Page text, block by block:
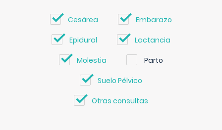
Cesárea Embarazo
Epidural Lactancia
Molestia Parto
Suelo Pélvico
Otras consultas